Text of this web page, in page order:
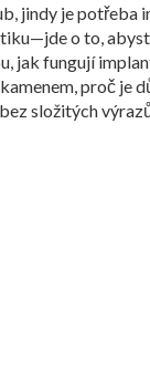
jindy je potřeba
o to,
jak fungují
proč je
složitých